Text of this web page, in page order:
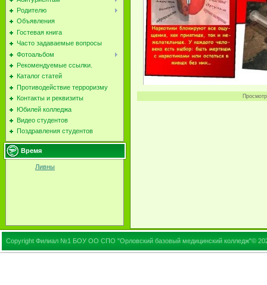
Родителю
Объявления
Гостевая книга
Часто задаваемые вопросы
Фотоальбом
Рекомендуемые ссылки.
Каталог статей
Противодействие терроризму
Контакты и реквизиты
Юбилей колледжа
Видео студентов
Поздравления студентов
Время
Ливны
Copyright Филиал №1 БОУ ОО СПО "Орловский базовый медицинский колледж"©